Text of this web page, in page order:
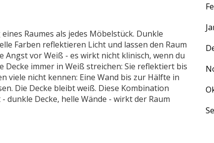
Raumes als jedes Möbelstück. Dunkle
Farben reflektieren Licht und lassen den Raum
Angst vor Weiß - es wirkt nicht klinisch, wenn du
immer in Weiß streichen: Sie reflektiert bis
viele nicht kennen: Eine Wand bis zur Hälfte in
Die Decke bleibt weiß. Diese Kombination
dunkle Decke, helle Wände - wirkt der Raum